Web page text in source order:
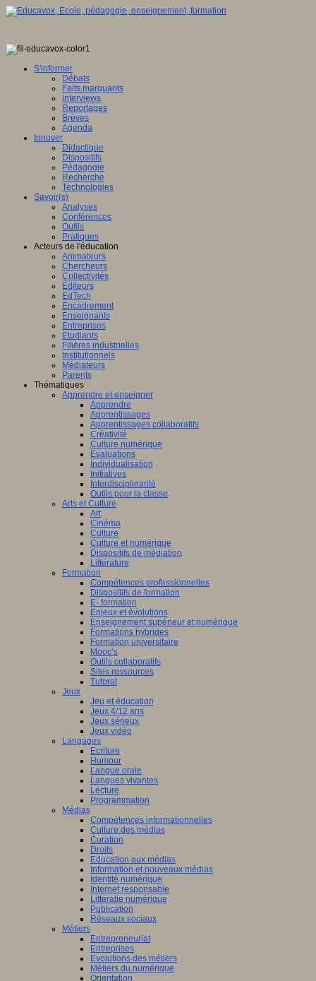
S'informer
Débats
Faits marquants
Interviews
Reportages
Brèves
Agenda
Innover
Didactique
Dispositifs
Pédagogie
Recherche
Technologies
Savoir(s)
Analyses
Conférences
Outils
Pratiques
Acteurs de l'éducation
Animateurs
Chercheurs
Collectivités
Editeurs
EdTech
Encadrement
Enseignants
Entreprises
Etudiants
Filières industrielles
Institutionnels
Médiateurs
Parents
Thématiques
Apprendre et enseigner
Apprendre
Apprentissages
Apprentissages collaboratifs
Créativité
Culture numérique
Evaluations
Individualisation
Initiatives
Interdisciplinarité
Outils pour la classe
Arts et Culture
Art
Cinéma
Culture
Culture et numérique
Dispositifs de médiation
Littérature
Formation
Compétences professionnelles
Dispositifs de formation
E- formation
Enjeux et évolutions
Enseignement supérieur et numérique
Formations hybrides
Formation universitaire
Mooc’s
Outils collaboratifs
Sites ressources
Tutorat
Jeux
Jeu et éducation
Jeux 4/12 ans
Jeux sérieux
Jeux vidéo
Langages
Ecriture
Humour
Langue orale
Langues vivantes
Lecture
Programmation
Médias
Compétences informationnelles
Culture des médias
Curation
Droits
Education aux médias
Information et nouveaux médias
Identité numérique
Internet responsable
Littératie numérique
Publication
Réseaux sociaux
Métiers
Entrepreneuriat
Entreprises
Evolutions des métiers
Métiers du numérique
Orientation